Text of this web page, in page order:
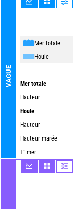
VAGUE
Mer totale
Houle
Mer totale
Hauteur
Houle
Hauteur
Hauteur marée
T° mer